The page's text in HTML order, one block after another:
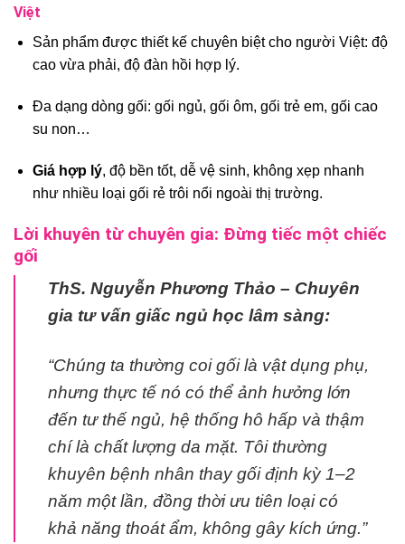
Việt
Sản phẩm được thiết kế chuyên biệt cho người Việt: độ
cao vừa phải, độ đàn hồi hợp lý.
Đa dạng dòng gối: gối ngủ, gối ôm, gối trẻ em, gối cao
su non…
Giá hợp lý, độ bền tốt, dễ vệ sinh, không xẹp nhanh
như nhiều loại gối rẻ trôi nổi ngoài thị trường.
Lời khuyên từ chuyên gia: Đừng tiếc một chiếc
gối
ThS. Nguyễn Phương Thảo – Chuyên
gia tư vấn giấc ngủ học lâm sàng:
“Chúng ta thường coi gối là vật dụng phụ,
nhưng thực tế nó có thể ảnh hưởng lớn
đến tư thế ngủ, hệ thống hô hấp và thậm
chí là chất lượng da mặt. Tôi thường
khuyên bệnh nhân thay gối định kỳ 1–2
năm một lần, đồng thời ưu tiên loại có
khả năng thoát ẩm, không gây kích ứng.”